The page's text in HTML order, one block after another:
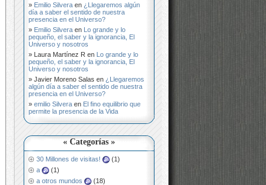
Emilio Silvera en ¿Llegaremos algún
día a saber el sentido de nuestra
presencia en el Universo?
Emilio Silvera en Lo grande y lo
pequeño, el saber y la ignorancia, El
Universo y nosotros
Laura Martínez R en Lo grande y lo
pequeño, el saber y la ignorancia, El
Universo y nosotros
Javier Moreno Salas en ¿Llegaremos
algún día a saber el sentido de nuestra
presencia en el Universo?
emilio Silvera en El fino equilibrio que
permite la presencia de la Vida
« Categorías »
30 Millones de visitas!
(1)
a
(1)
a otros mundos
(18)